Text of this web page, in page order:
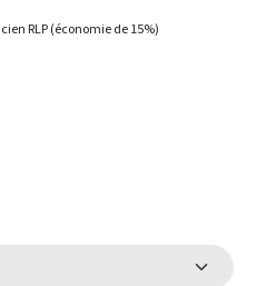
RLP(économie de 15%)